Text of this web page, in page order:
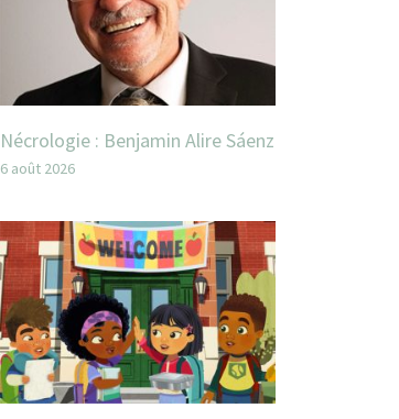
Nécrologie : Benjamin Alire Sáenz
6 août 2026